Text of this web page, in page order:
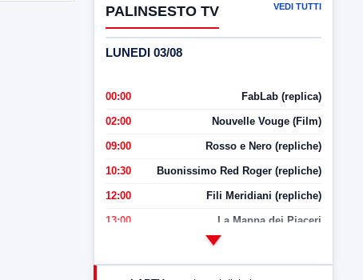
PALINSESTO TV VEDI TUTTI
LUNEDI 03/08
00:00 FabLab (replica)
02:00 Nouvelle Vouge (Film)
09:00 Rosso e Nero (repliche)
10:30 Buonissimo Red Roger (repliche)
12:00 Fili Meridiani (repliche)
13:00 La Mappa dei Piaceri